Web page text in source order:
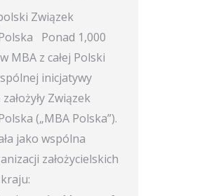
Związek
Ponad 1,000
MBA z całej Polski
inicjatywy
Związek
(„MBA Polska”).
jako wspólna
założycielskich